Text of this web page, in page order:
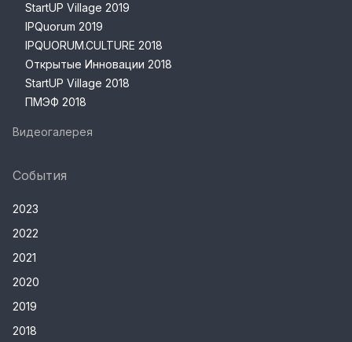
StartUP Village 2019
IPQuorum 2019
IPQUORUM.CULTURE 2018
Открытые Инновации 2018
StartUP Village 2018
ПМЭФ 2018
Видеогалерея
События
2023
2022
2021
2020
2019
2018